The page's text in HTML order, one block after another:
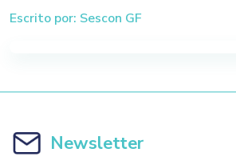
Escrito por: Sescon GF
Newsletter